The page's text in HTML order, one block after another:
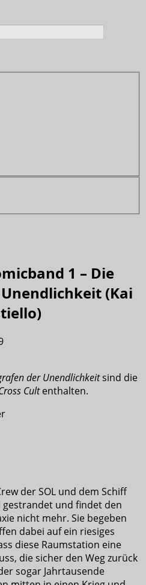
1 – Die
(Kai
der Unendlichkeitsind die
Cultenthalten.
der SOL und dem Schiff
und findet den
nicht mehr. Sie begeben
dabei auf ein riesiges
diese Raumstation eine
die sicher den Weg zurück
sogar Jahrtausende